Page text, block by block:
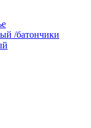
/батончики